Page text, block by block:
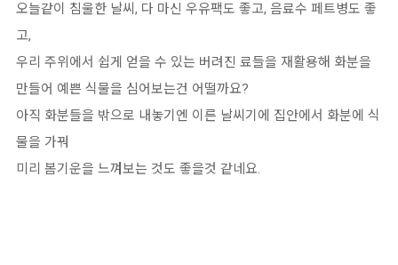
오늘같이 침울한 날씨, 다 마신 우유팩도 좋고, 음료수 페트병도 좋
고,
우리 주위에서 쉽게 얻을 수 있는 버려진 료들을 재활용해 화분을
만들어 예쁜 식물을 심어보는건 어떨까요?
아직 화분들을 밖으로 내놓기엔 이른 날씨기에 집안에서 화분에 식
물을 가꿔
미리 봄기운을 느껴보는 것도 좋을것 같네요.